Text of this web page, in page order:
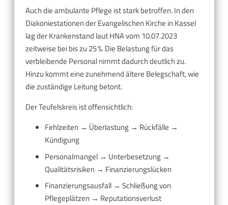
Auch die ambulante Pflege ist stark betroffen. In den
Diakoniestationen der Evangelischen Kirche in Kassel
lag der Krankenstand laut HNA vom 10.07.2023
zeitweise bei bis zu 25 %. Die Belastung für das
verbleibende Personal nimmt dadurch deutlich zu.
Hinzu kommt eine zunehmend ältere Belegschaft, wie
die zuständige Leitung betont.
Der Teufelskreis ist offensichtlich:
Fehlzeiten → Überlastung → Rückfälle →
Kündigung
Personalmangel → Unterbesetzung →
Qualitätsrisiken → Finanzierungslücken
Finanzierungsausfall → Schließung von
Pflegeplätzen → Reputationsverlust